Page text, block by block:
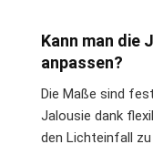
Kann man die
anpassen?
Die Maße sind
Jalousie dank
den Lichteinfall zu